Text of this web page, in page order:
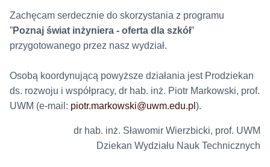
Zachęcam serdecznie do skorzystania z programu
”Poznaj świat inżyniera - oferta dla szkół”
przygotowanego przez nasz wydział.
Osobą koordynującą powyższe działania jest Prodziekan
ds. rozwoju i współpracy, dr hab. inż. Piotr Markowski, prof.
UWM (e-mail: piotr.markowski@uwm.edu.pl ).
dr hab. inż. Sławomir Wierzbicki, prof. UWM
Dziekan Wydziału Nauk Technicznych